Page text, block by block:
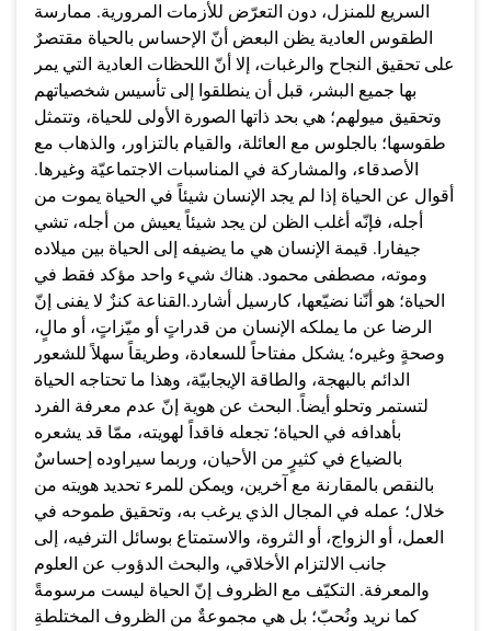
السريع للمنزل، دون التعرّض للأزمات المرورية. ممارسة
الطقوس العادية يظن البعض أنّ الإحساس بالحياة مقتصرٌ
على تحقيق النجاح والرغبات، إلا أنّ اللحظات العادية التي يمر
بها جميع البشر، قبل أن ينطلقوا إلى تأسيس شخصياتهم
وتحقيق ميولهم؛ هي بحد ذاتها الصورة الأولى للحياة، وتتمثل
طقوسها؛ بالجلوس مع العائلة، والقيام بالتزاور، والذهاب مع
الأصدقاء، والمشاركة في المناسبات الاجتماعيّة وغيرها.
أقوال عن الحياة إذا لم يجد الإنسان شيئاً في الحياة يموت من
أجله، فإنّه أغلب الظن لن يجد شيئاً يعيش من أجله، تشي
جيفارا. قيمة الإنسان هي ما يضيفه إلى الحياة بين ميلاده
وموته، مصطفى محمود. هناك شيء واحد مؤكد فقط في
الحياة؛ هو أنّنا نضيّعها، كارسيل أشارد.القناعة كنزٌ لا يفنى إنّ
الرضا عن ما يملكه الإنسان من قدراتٍ أو ميّزاتٍ، أو مالٍ،
وصحةٍ وغيره؛ يشكل مفتاحاً للسعادة، وطريقاً سهلاً للشعور
الدائم بالبهجة، والطاقة الإيجابيّة، وهذا ما تحتاجه الحياة
لتستمر وتحلو أيضاً. البحث عن هوية إنّ عدم معرفة الفرد
بأهدافه في الحياة؛ تجعله فاقداً لهويته، ممّا قد يشعره
بالضياع في كثيرٍ من الأحيان، وربما سيراوده إحساسٌ
بالنقص بالمقارنة مع آخرين، ويمكن للمرء تحديد هويته من
خلال؛ عمله في المجال الذي يرغب به، وتحقيق طموحه في
العمل، أو الزواج، أو الثروة، والاستمتاع بوسائل الترفيه، إلى
جانب الالتزام الأخلاقي، والبحث الدؤوب عن العلوم
والمعرفة. التكيّف مع الظروف إنّ الحياة ليست مرسومةً
كما نريد ونُحبّ؛ بل هي مجموعةٌ من الظروف المختلطةِ